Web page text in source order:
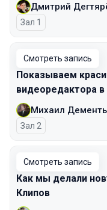
Дмитрий
Зал 1
Смотреть запись
Показываем
видеоредактора в
Михаил
Зал 2
Смотреть запись
Как мы делали
Клипов